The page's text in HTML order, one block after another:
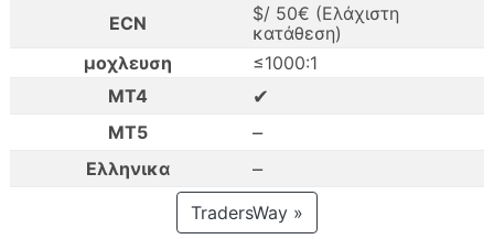
ECN
$/ 50€ (Ελάχιστη
κατάθεση)
μοχλευση
≤1000:1
MT4
✔
MT5 –
Ελληνικα –
TradersWay »